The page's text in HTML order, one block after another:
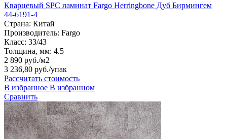
Кварцевый SPC ламинат Fargo Herringbone Дуб Бирмингем
44-6191-4
Страна: Китай
Производитель: Fargo
Класс: 33/43
Толщина, мм: 4.5
2 890 руб./м2
3 236,80 руб./упак
Рассчитать стоимость
В избранное В избранном
Сравнить